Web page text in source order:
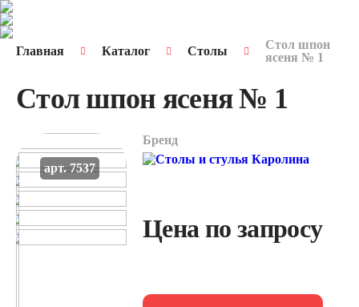
Главная Каталог Столы
Стол шпон
ясеня № 1
Стол шпон ясеня № 1
арт. 7537
Бренд
Цена по запросу